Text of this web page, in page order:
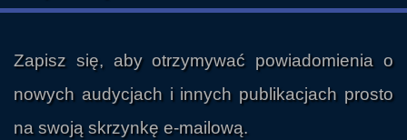
Zapisz się, aby otrzymywać powiadomienia o
nowych audycjach i innych publikacjach prosto
na swoją skrzynkę e-mailową.